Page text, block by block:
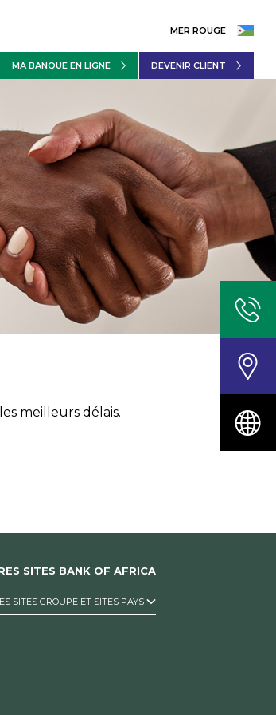
MER ROUGE
DEVENIR CLIENT
MA BANQUE EN LIGNE
meilleurs délais.
SITES BANK OF AFRICA
SITES GROUPE ET SITES PAYS